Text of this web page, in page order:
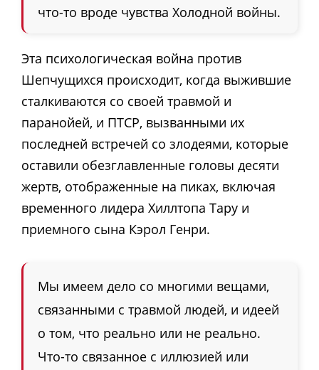
что-то вроде чувства Холодной войны.
Эта психологическая война против
Шепчущихся происходит, когда выжившие
сталкиваются со своей травмой и
паранойей, и ПТСР, вызванными их
последней встречей со злодеями, которые
оставили обезглавленные головы десяти
жертв, отображенные на пиках, включая
временного лидера Хиллтопа Тару и
приемного сына Кэрол Генри.
Мы имеем дело со многими вещами,
связанными с травмой людей, и идеей
о том, что реально или не реально.
Что-то связанное с иллюзией или